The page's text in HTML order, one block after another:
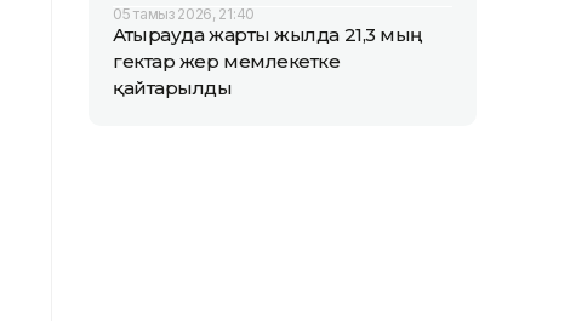
05 тамыз 2026, 21:40
Атырауда жарты жылда 21,3 мың
гектар жер мемлекетке
қайтарылды